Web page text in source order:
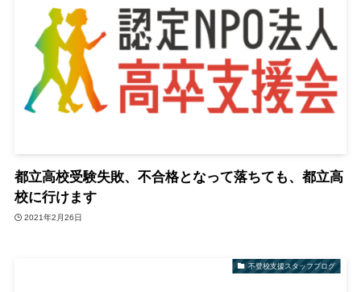
都立高校受験失敗、不合格となって落ちても、都立高
校に行けます
2021年2月26日
不登校支援スタッフブログ